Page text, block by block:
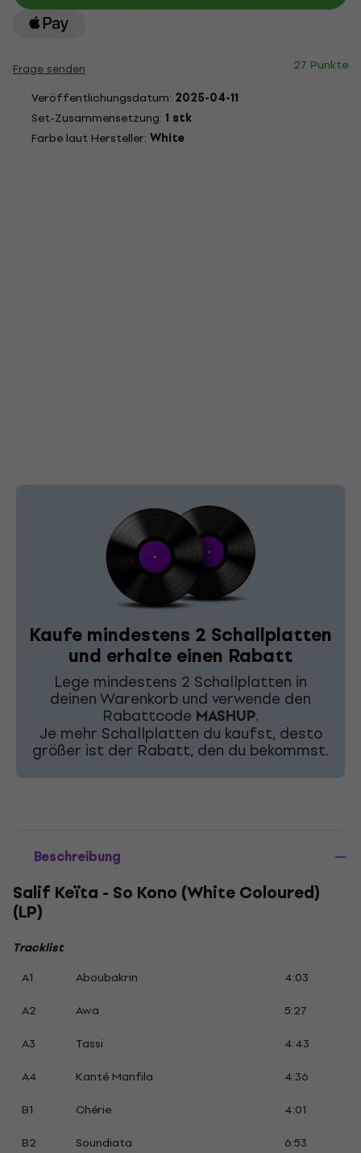
Frage senden
27 Punkte
Veröffentlichungsdatum: 2025-04-11
Set-Zusammensetzung: 1 stk
Farbe laut Hersteller: White
Kaufe mindestens 2 Schallplatten
und erhalte einen Rabatt
Lege mindestens 2 Schallplatten in
deinen Warenkorb und verwende den
Rabattcode MASHUP.
Je mehr Schallplatten du kaufst, desto
größer ist der Rabatt, den du bekommst.
Beschreibung
Salif Keïta - So Kono (White Coloured)
(LP)
Tracklist
A1
Aboubakrin
4:03
A2
Awa
5:27
A3
Tassi
4:43
A4
Kanté Manfila
4:36
B1
Chérie
4:01
B2
Soundiata 6:53